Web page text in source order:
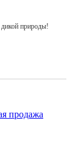
природы!
продажа